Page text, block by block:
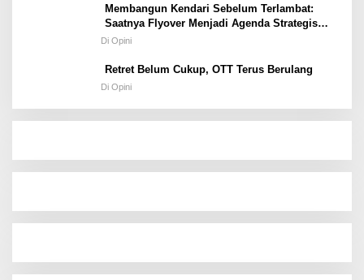
Membangun Kendari Sebelum Terlambat:
Saatnya Flyover Menjadi Agenda Strategis
Kota
Di Opini
Retret Belum Cukup, OTT Terus Berulang
Di Opini